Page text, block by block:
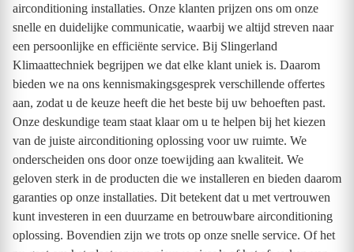
airconditioning installaties. Onze klanten prijzen ons om onze
snelle en duidelijke communicatie, waarbij we altijd streven naar
een persoonlijke en efficiënte service. Bij Slingerland
Klimaattechniek begrijpen we dat elke klant uniek is. Daarom
bieden we na ons kennismakingsgesprek verschillende offertes
aan, zodat u de keuze heeft die het beste bij uw behoeften past.
Onze deskundige team staat klaar om u te helpen bij het kiezen
van de juiste airconditioning oplossing voor uw ruimte. We
onderscheiden ons door onze toewijding aan kwaliteit. We
geloven sterk in de producten die we installeren en bieden daarom
garanties op onze installaties. Dit betekent dat u met vertrouwen
kunt investeren in een duurzame en betrouwbare airconditioning
oplossing. Bovendien zijn we trots op onze snelle service. Of het